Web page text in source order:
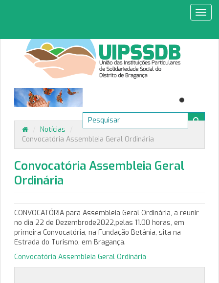
Notícias
Convocatória Assembleia Geral Ordinária
Convocatória Assembleia Geral
Ordinária
CONVOCATÓRIA para Assembleia Geral Ordinária, a reunir
no dia 22 de Dezembrode2022,pelas 11.00 horas, em
primeira Convocatória, na Fundação Betânia, sita na
Estrada do Turismo, em Bragança.
Convocatória Assembleia Geral Ordinária